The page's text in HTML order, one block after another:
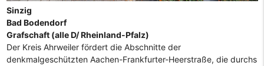
Sinzig
Bad Bodendorf
Grafschaft (alle D/ Rheinland-Pfalz)
Der Kreis Ahrweiler fördert die Abschnitte der
denkmalgeschützten Aachen-Frankfurter-Heerstraße, die durchs